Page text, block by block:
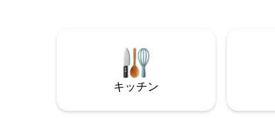
稀です。（非常に敏感な方は、慎重にご
予約ください。）
キッチン